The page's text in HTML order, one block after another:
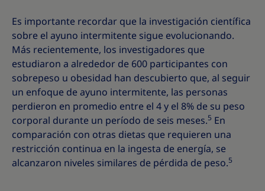
Es importante recordar que la investigación científica
sobre el ayuno intermitente sigue evolucionando.
Más recientemente, los investigadores que
estudiaron a alrededor de 600 participantes con
sobrepeso u obesidad han descubierto que, al seguir
un enfoque de ayuno intermitente, las personas
perdieron en promedio entre el 4 y el 8% de su peso
corporal durante un período de seis meses.5 En
comparación con otras dietas que requieren una
restricción continua en la ingesta de energía, se
alcanzaron niveles similares de pérdida de peso.5